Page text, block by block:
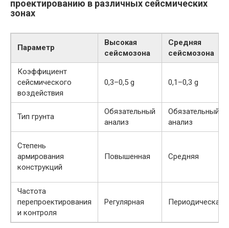
проектированию в различных сейсмических
зонах
Параметр
Высокая
сейсмозона
Средняя
сейсмозона
Коэффициент
сейсмического
воздействия
0,3–0,5 g 0,1–0,3 g
Тип грунта
Обязательный
анализ
Обязательный
анализ
Степень
армирования
конструкций
Повышенная Средняя
Частота
перепроектирования
и контроля
Регулярная Периодическая